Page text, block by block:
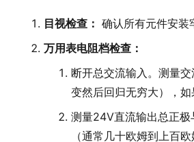
目视检查： 确认所有元件安装
万用表电阻档检查：
断开总交流输入。测量
变然后回归无穷大），
测量24V直流输出总正
（通常几十欧姆到上百